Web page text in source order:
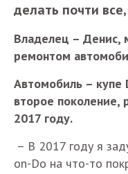
делать почти
Владелец – Денис,
ремонтом
Автомобиль – купе
второе поколение,
2017 году.
– В 2017 году я
on-Do на что-то